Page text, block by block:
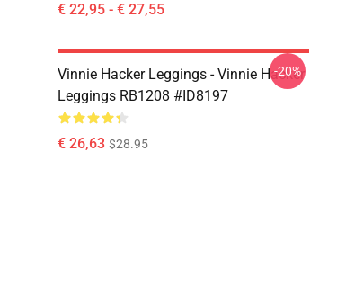
€ 22,95 - € 27,55
Vinnie Hacker Leggings - Vinnie Hacker
Leggings RB1208 #ID8197
€ 26,63 $28.95
-20%